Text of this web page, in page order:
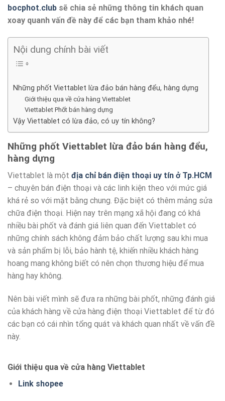
bocphot.club sẽ chia sẻ những thông tin khách quan
xoay quanh vấn đề này để các bạn tham khảo nhé!
Nội dung chính bài viết
Những phốt Viettablet lừa đảo bán hàng đểu, hàng dựng
Giới thiệu qua về cửa hàng Viettablet
Viettablet Phốt bán hàng dựng
Vậy Viettablet có lừa đảo, có uy tín không?
Những phốt Viettablet lừa đảo bán hàng đểu,
hàng dựng
Viettablet là một địa chỉ bán điện thoại uy tín ở Tp.HCM
– chuyên bán điện thoại và các linh kiện theo với mức giá
khá rẻ so với mặt bằng chung. Đặc biệt có thêm mảng sửa
chữa điện thoại. Hiện nay trên mạng xã hội đang có khá
nhiều bài phốt và đánh giá liên quan đến Viettablet có
những chính sách không đảm bảo chất lượng sau khi mua
và sản phẩm bị lỗi, bảo hành tệ, khiến nhiều khách hàng
hoang mang không biết có nên chọn thương hiệu để mua
hàng hay không.
Nên bài viết mình sẽ đưa ra những bài phốt, những đánh giá
của khách hàng về cửa hàng điện thoại Viettablet để từ đó
các bạn có cái nhìn tổng quát và khách quan nhất về vấn đề
này.
Giới thiệu qua về cửa hàng Viettablet
Link shopee